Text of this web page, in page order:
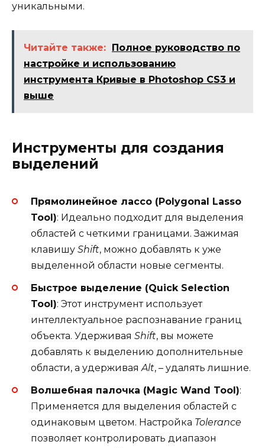
уникальными.
Читайте также:
Полное руководство по
настройке и использованию
инструмента Кривые в Photoshop CS3 и
выше
Инструменты для создания
выделений
Прямолинейное лассо (Polygonal Lasso
Tool): Идеально подходит для выделения
областей с четкими границами. Зажимая
клавишу Shift, можно добавлять к уже
выделенной области новые сегменты.
Быстрое выделение (Quick Selection
Tool): Этот инструмент использует
интеллектуальное распознавание границ
объекта. Удерживая Shift, вы можете
добавлять к выделению дополнительные
области, а удерживаяAlt, – удалять лишние.
Волшебная палочка (Magic Wand Tool):
Применяется для выделения областей с
одинаковым цветом. Настройка Tolerance
позволяет контролировать диапазон